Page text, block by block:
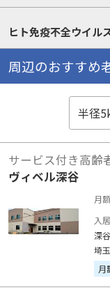
ヒト免疫不全ウイル
周辺のおすすめ
サービス付き高齢
ヴィベル深谷
月
入
深
埼
月